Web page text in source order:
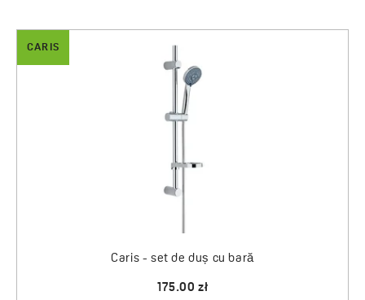
CARIS
Caris - set de duș cu bară
175.00 zł